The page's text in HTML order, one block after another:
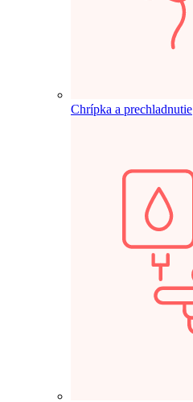
Chrípka a prechladnutie